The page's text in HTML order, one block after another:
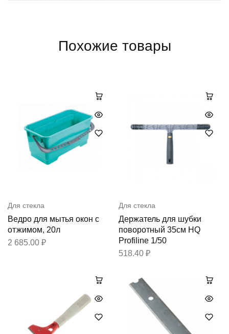
Похожие товары
Для стекла
Ведро для мытья окон с
отжимом, 20л
2 685.00 ₽
Для стекла
Держатель для шубки
поворотный 35см HQ
Profiline 1/50
518.40 ₽